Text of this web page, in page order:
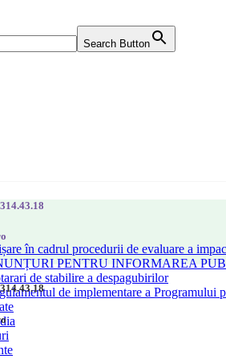
Search Button
în cadrul procedurii de evaluare a
PENTRU INFORMAREA
de stabilire a despagubirilor
de implementare a Programului